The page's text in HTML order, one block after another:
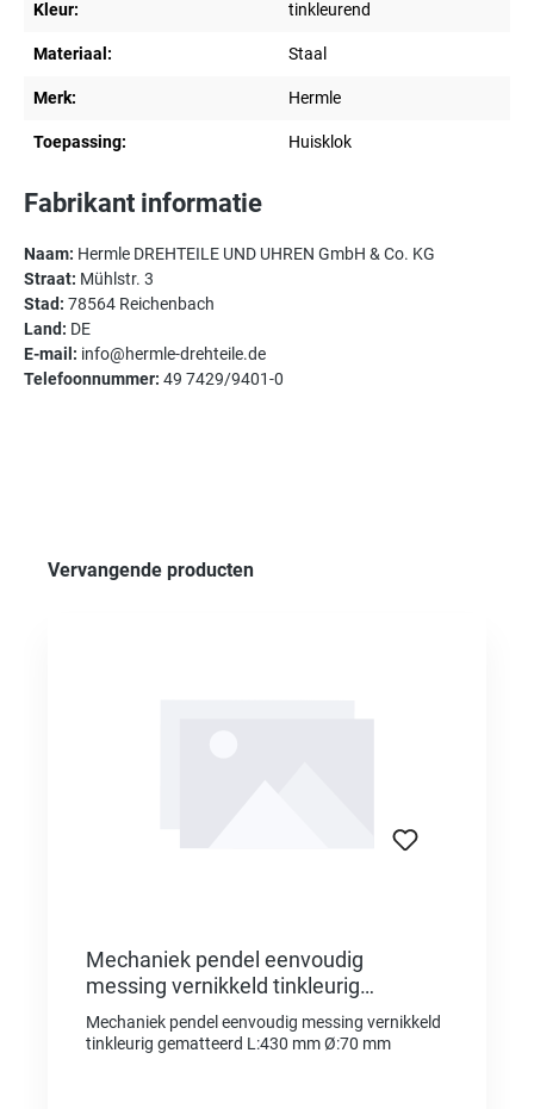
Kleur: tinkleurend
Materiaal: Staal
Merk: Hermle
Toepassing: Huisklok
Fabrikant informatie
Naam: Hermle DREHTEILE UND UHREN GmbH & Co. KG
Straat: Mühlstr. 3
Stad: 78564 Reichenbach
Land: DE
E-mail: info@hermle-drehteile.de
Telefoonnummer: 49 7429/9401-0
Productgalerij overslaan
Vervangende producten
Mechaniek pendel eenvoudig
messing vernikkeld tinkleurig
gematteerd L:430 mm Ø:70 mm
Mechaniek pendel eenvoudig messing vernikkeld
tinkleurig gematteerd L:430 mm Ø:70 mm